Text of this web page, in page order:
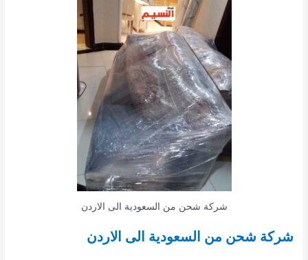
شركة شحن من السعودية الى الاردن
شركة شحن من السعودية الى الاردن